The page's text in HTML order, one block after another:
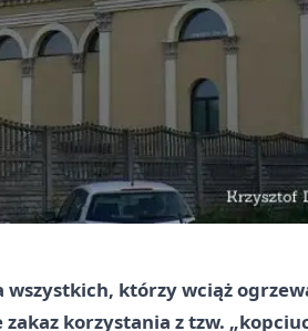
wszystkich, którzy wciąż
korzystania z tzw.